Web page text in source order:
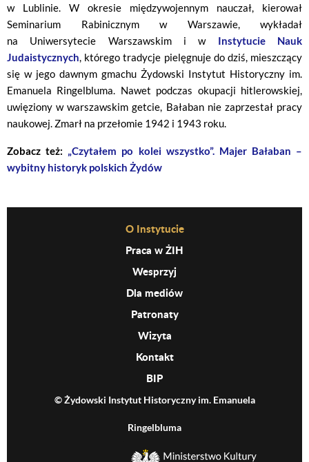
w Lublinie. W okresie międzywojennym nauczał, kierował
Seminarium Rabinicznym w Warszawie, wykładał
na Uniwersytecie Warszawskim i w Instytucie Nauk
Judaistycznych, którego tradycje pielęgnuje do dziś, mieszczący
się w jego dawnym gmachu Żydowski Instytut Historyczny im.
Emanuela Ringelbluma. Nawet podczas okupacji hitlerowskiej,
uwięziony w warszawskim getcie, Bałaban nie zaprzestał pracy
naukowej. Zmarł na przełomie 1942 i 1943 roku.
Zobacz też: „Czytałem po kolei wszystko”. Majer Bałaban –
wybitny historyk polskich Żydów
Before Footer MenuO Instytucie
Praca w ŻIH
Wesprzyj
Dla mediów
Patronaty
Wizyta
Kontakt
BIP
© Żydowski Instytut Historyczny im. Emanuela
Ringelbluma